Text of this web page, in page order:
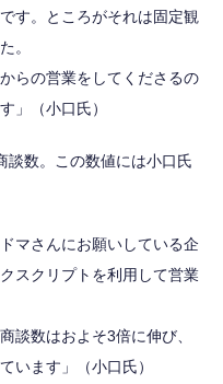
す。ところがそれは固定観
。
らの営業をしてくださるの
」（小口氏）
談数。この数値には小口氏
マさんにお願いしている企
スクリプトを利用して営業
談数はおよそ3倍に伸び、
います」（小口氏）